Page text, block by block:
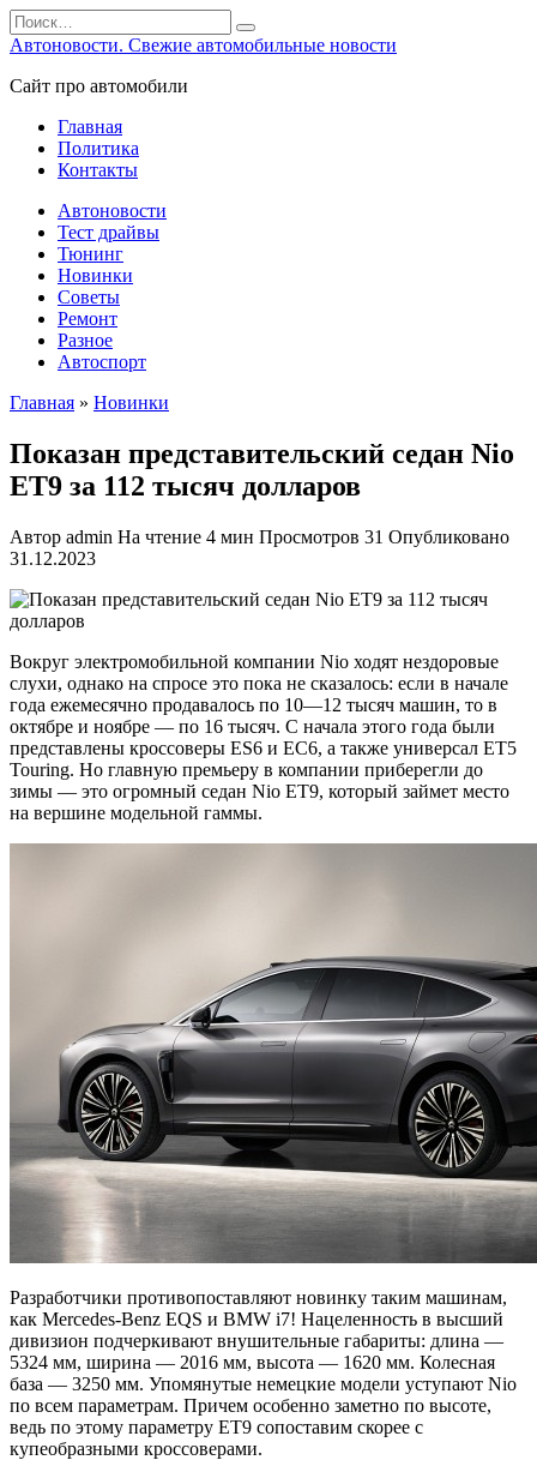
Перейти
к
Search
for:
Автоновости. Свежие автомобильные новости
Сайт про автомобили
Главная
Политика
Контакты
Автоновости
Тест драйвы
Тюнинг
Новинки
Советы
Ремонт
Разное
Автоспорт
Главная » Новинки
Показан представительский седан Nio
ET9 за 112 тысяч долларов
Автор admin На чтение 4 мин Просмотров 31 Опубликовано
31.12.2023
Вокруг электромобильной компании Nio ходят нездоровые
слухи, однако на спросе это пока не сказалось: если в начале
года ежемесячно продавалось по 10—12 тысяч машин, то в
октябре и ноябре — по 16 тысяч. С начала этого года были
представлены кроссоверы ES6 и EC6, а также универсал ET5
Touring. Но главную премьеру в компании приберегли до
зимы — это огромный седан Nio ET9, который займет место
на вершине модельной гаммы.
Разработчики противопоставляют новинку таким машинам,
как Mercedes-Benz EQS и BMW i7! Нацеленность в высший
дивизион подчеркивают внушительные габариты: длина —
5324 мм, ширина — 2016 мм, высота — 1620 мм. Колесная
база — 3250 мм. Упомянутые немецкие модели уступают Nio
по всем параметрам. Причем особенно заметно по высоте,
ведь по этому параметру ET9 сопоставим скорее с
купеобразными кроссоверами.